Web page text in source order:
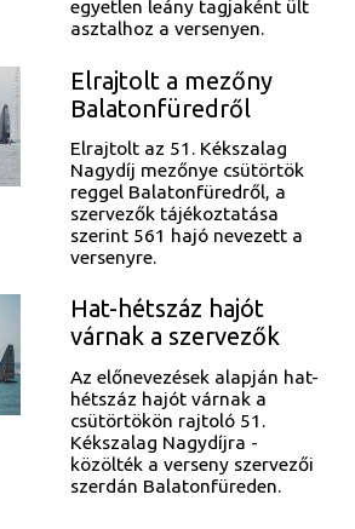
egyetlen leány tagjaként ült
asztalhoz a versenyen.
Elrajtolt a mezőny
Balatonfüredről
Elrajtolt az 51. Kékszalag
Nagydíj mezőnye csütörtök
reggel Balatonfüredről, a
szervezők tájékoztatása
szerint 561 hajó nevezett a
versenyre.
Hat-hétszáz hajót
várnak a szervezők
Az előnevezések alapján hat-
hétszáz hajót várnak a
csütörtökön rajtoló 51.
Kékszalag Nagydíjra -
közölték a verseny szervezői
szerdán Balatonfüreden.